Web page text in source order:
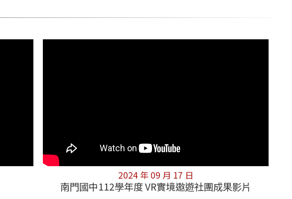
2024 年 09 月 17 日
南門國中112學年度 VR實境遨遊社團成果影片